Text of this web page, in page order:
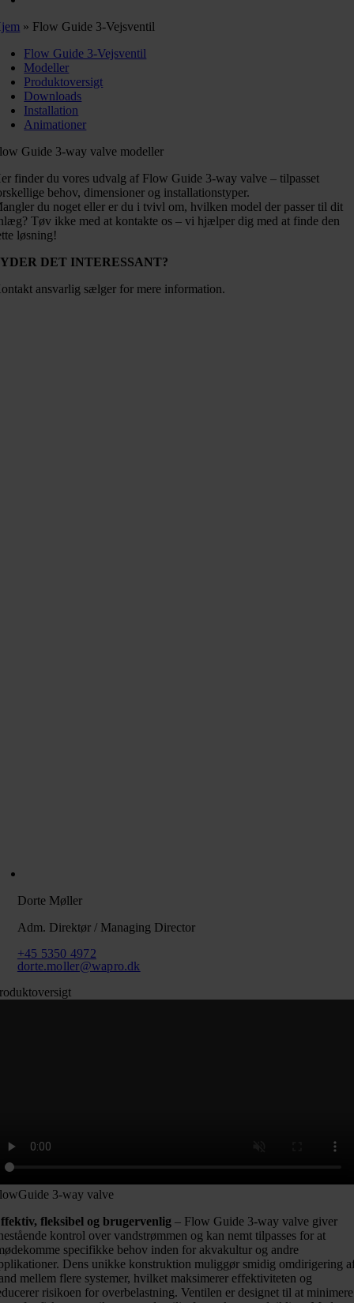
» Flow Guide 3-Vejsventil
Flow Guide 3-Vejsventil
Modeller
Produktoversigt
Downloads
Installation
Animationer
Guide 3-way valve modeller
finder du vores udvalg af Flow Guide 3-way valve – tilpasset
behov, dimensioner og installationstyper.
du noget eller er du i tvivl om, hvilken model der passer til dit
Tøv ikke med at kontakte os – vi hjælper dig med at finde den
løsning!
DET INTERESSANT?
ansvarlig sælger for mere information.
Dorte Møller
Adm. Direktør / Managing Director
+45 5350 4972
dorte.moller@wapro.dk
3-way valve
fleksibel og brugervenlig – Flow Guide 3-way valve giver
kontrol over vandstrømmen og kan nemt tilpasses for at
specifikke behov inden for akvakultur og andre
Dens unikke konstruktion muliggør smidig omdirigering
mellem flere systemer, hvilket maksimerer effektiviteten og
risikoen for overbelastning. Ventilen er designet til at minimere